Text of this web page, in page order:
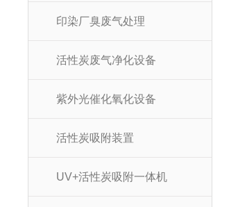
印染厂臭废气处理
活性炭废气净化设备
紫外光催化氧化设备
活性炭吸附装置
UV+活性炭吸附一体机